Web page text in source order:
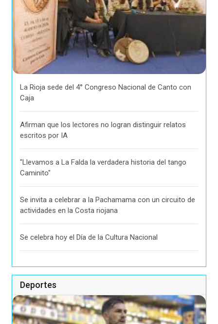
La Rioja sede del 4° Congreso Nacional de Canto con
Caja
Afirman que los lectores no logran distinguir relatos
escritos por IA
"Llevamos a La Falda la verdadera historia del tango
Caminito"
Se invita a celebrar a la Pachamama con un circuito de
actividades en la Costa riojana
Se celebra hoy el Día de la Cultura Nacional
Deportes